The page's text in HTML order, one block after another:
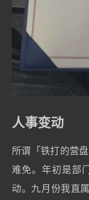
人事变动
所谓「铁打的营
难免。年初是部
动。九月份我直